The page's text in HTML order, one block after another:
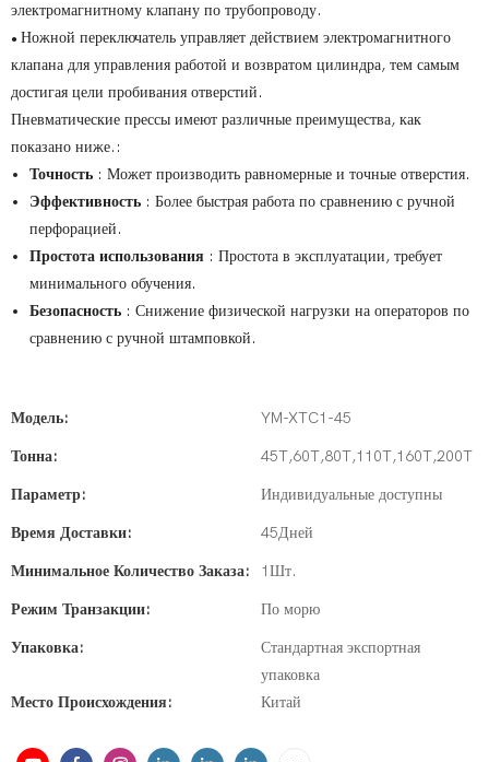
электромагнитному клапану по трубопроводу.
● Ножной переключатель управляет действием электромагнитного
клапана для управления работой и возвратом цилиндра, тем самым
достигая цели пробивания отверстий.
Пневматические прессы имеют различные преимущества, как
показано ниже.:
Точность : Может производить равномерные и точные отверстия.
Эффективность : Более быстрая работа по сравнению с ручной
перфорацией.
Простота использования : Простота в эксплуатации, требует
минимального обучения.
Безопасность : Снижение физической нагрузки на операторов по
сравнению с ручной штамповкой.
Модель: YM-XTC1-45
Тонна: 45T,60T,80T,110T,160T,200T
Параметр: Индивидуальные доступны
Время Доставки: 45Дней
Минимальное Количество Заказа: 1Шт.
Режим Транзакции: По морю
Упаковка:
Стандартная экспортная
упаковка
Место Происхождения:
Китай